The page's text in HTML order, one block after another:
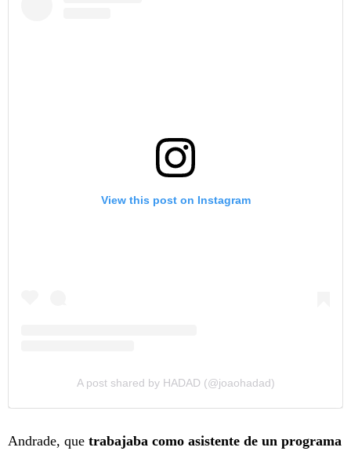
View this post on Instagram
A post shared by HADAD (@joaohadad)
Andrade, que trabajaba como asistente de un programa